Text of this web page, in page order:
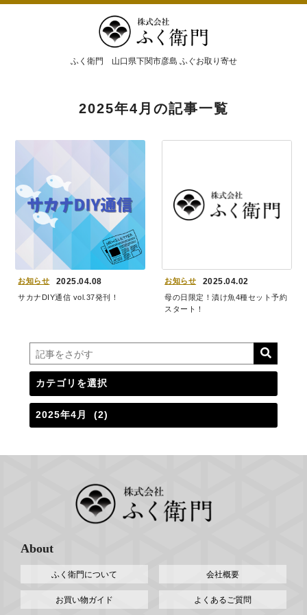
ふく衛門 山口県下関市彦島 ふぐお取り寄せ
2025年4月 の記事一覧
お知らせ 2025.04.08
サカナDIY通信 vol.37発刊！
お知らせ 2025.04.02
母の日限定！漬け魚4種セット予約
スタート！
About
ふく衛門について 会社概要
お買い物ガイド よくあるご質問